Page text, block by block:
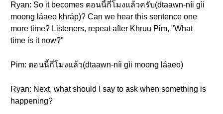
Ryan: So it becomes ตอนนี้กี่โมงแล้วครับ(dtaawn-níi gìi
moong láaeo khráp)? Can we hear this sentence one
more time? Listeners, repeat after Khruu Pim, "What
time is it now?"
Pim: ตอนนี้กี่โมงแล้ว(dtaawn-níi gìi moong láaeo)
Ryan: Next, what should I say to ask when something is
happening?